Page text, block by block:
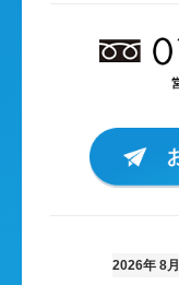
2026年 8月